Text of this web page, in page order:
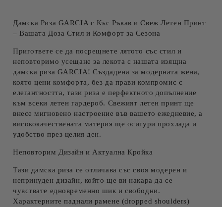
Дамска Риза GARCIA с Къс Ръкав и Свеж Летен Принт
– Вашата Доза Стил и Комфорт за Сезона
Пригответе се да посрещнете лятото със стил и
неповторимо усещане за лекота с нашата изящна
дамска риза GARCIA! Създадена за модерната жена,
която цени комфорта, без да прави компромис с
елегантността, тази риза е перфектното допълнение
към всеки летен гардероб. Свежият летен принт ще
внесе мигновено настроение във вашето ежедневие, а
висококачествената материя ще осигури прохлада и
удобство през целия ден.
Неповторим Дизайн и Актуална Кройка
Тази дамска риза се отличава със своя модерен и
непринуден дизайн, който ще ви накара да се
чувствате едновременно шик и свободни.
Характернитепаднали рамене (dropped shoulders)